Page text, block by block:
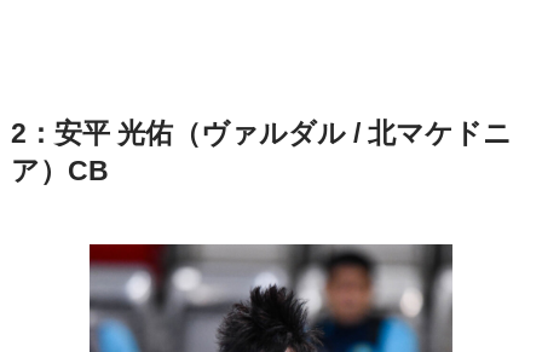
2：安平 光佑（ヴァルダル / 北マケドニ
ア）CB